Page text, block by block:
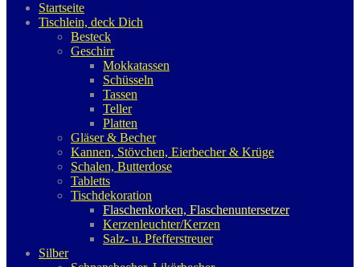
Startseite
Tischlein, deck Dich
Besteck
Geschirr
Mokkatassen
Schüsseln
Tassen
Teller
Platten
Gläser & Becher
Kannen, Stövchen, Eierbecher & Krüge
Schalen, Butterdose
Tabletts
Tischdekoration
Flaschenkorken, Flaschenuntersetzer
Kerzenleuchter/Kerzen
Salz- u. Pfefferstreuer
Silber